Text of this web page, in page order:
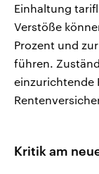
Einhaltung
Verstöße
Prozent und
führen.
einzurichtende
Kritik am